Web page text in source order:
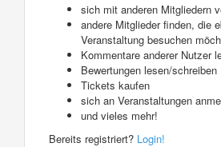
sich mit anderen Mitgliedern
andere Mitglieder finden, die
Veranstaltung besuchen
Kommentare anderer Nutzer
Bewertungen lesen/schreiben
Tickets kaufen
sich an Veranstaltungen
und vieles mehr!
Bereits registriert? Login!